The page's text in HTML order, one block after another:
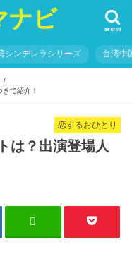
ナビ search
シンデレラシリーズ 台湾中
で紹介！
恋するおひとり
は？出演登場人